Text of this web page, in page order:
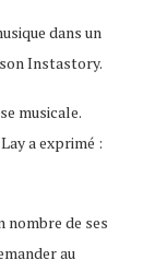
dans un
Instastory.
musicale.
a exprimé :
nombre de ses
au